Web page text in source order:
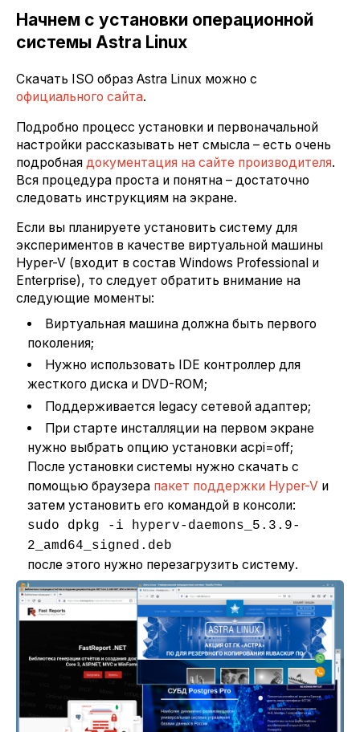
Начнем с установки операционной
системы Astra Linux
Скачать ISO образ Astra Linux можно с
официального сайта.
Подробно процесс установки и первоначальной
настройки рассказывать нет смысла – есть очень
подробная документация на сайте производителя.
Вся процедура проста и понятна – достаточно
следовать инструкциям на экране.
Если вы планируете установить систему для
экспериментов в качестве виртуальной машины
Hyper-V (входит в состав Windows Professional и
Enterprise), то следует обратить внимание на
следующие моменты:
Виртуальная машина должна быть первого
поколения;
Нужно использовать IDE контроллер для
жесткого диска и DVD-ROM;
Поддерживается legacy сетевой адаптер;
При старте инсталляции на первом экране
нужно выбрать опцию установки acpi=off;
После установки системы нужно скачать с
помощью браузера пакет поддержки Hyper-V и
затем установить его командой в консоли:
sudo dpkg -i hyperv-daemons_5.3.9-
2_amd64_signed.deb
после этого нужно перезагрузить систему.